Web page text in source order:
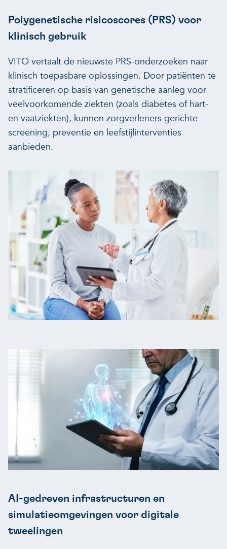
Polygenetische risicoscores (PRS) voor
klinisch gebruik
VITO vertaalt de nieuwste PRS-onderzoeken naar
klinisch toepasbare oplossingen. Door patiënten te
stratificeren op basis van genetische aanleg voor
veelvoorkomende ziekten (zoals diabetes of hart-
en vaatziekten), kunnen zorgverleners gerichte
screening, preventie en leefstijlinterventies
aanbieden.
AI-gedreven infrastructuren en
simulatieomgevingen voor digitale
tweelingen